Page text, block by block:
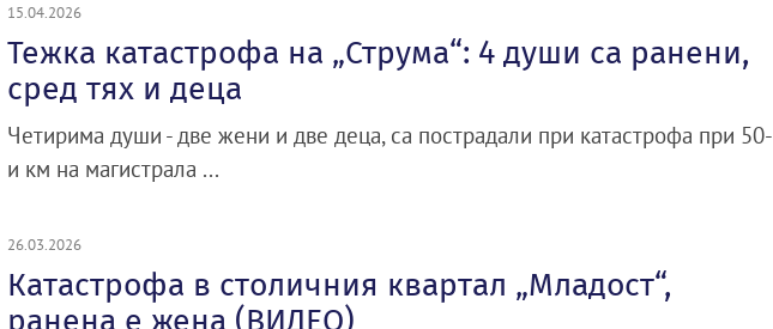
15.04.2026
Тежка катастрофа на „Струма“: 4 души са ранени,
сред тях и деца
Четирима души - две жени и две деца, са пострадали при катастрофа при 50-
и км на магистрала ...
26.03.2026
Катастрофа в столичния квартал „Младост“,
ранена е жена (ВИДЕО)